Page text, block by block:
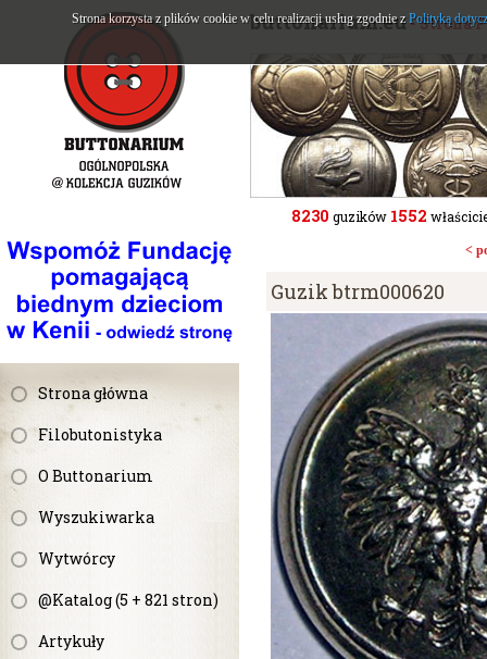
Strona główna
Filobutonistyka
O Buttonarium
Wyszukiwarka
Wytwórcy
@Katalog (5 + 821 stron)
Artykuły
buttonarium.eu- Strona
8230 guzików 1552
<
Guzik btrm000620
Strona korzysta z plików cookie w celu realizacji usług zgodnie z Polityką